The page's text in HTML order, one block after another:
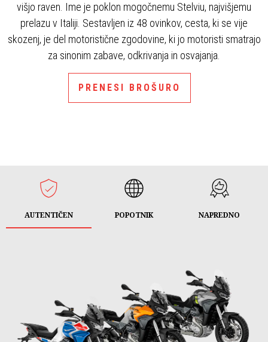
višjo raven. Ime je poklon mogočnemu Stelviu, najvišjemu
prelazu v Italiji. Sestavljen iz 48 ovinkov, cesta, ki se vije
skozenj, je del motoristične zgodovine, ki jo motoristi smatrajo
za sinonim zabave, odkrivanja in osvajanja.
PRENESI BROŠURO
AUTENTIČEN POPOTNIK NAPREDNO